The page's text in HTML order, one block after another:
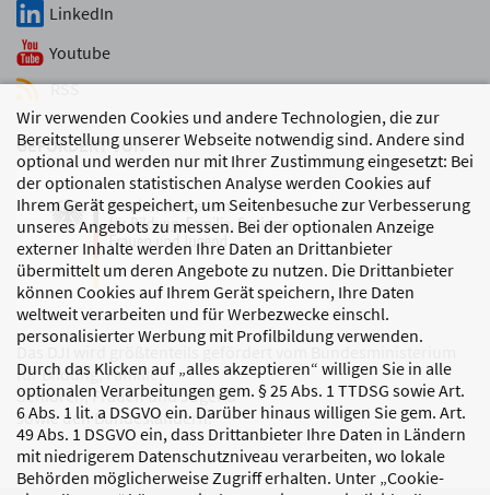
Wir verwenden Cookies und andere Technologien, die zur
Bereitstellung unserer Webseite notwendig sind. Andere sind
optional und werden nur mit Ihrer Zustimmung eingesetzt: Bei
der optionalen statistischen Analyse werden Cookies auf
Ihrem Gerät gespeichert, um Seitenbesuche zur Verbesserung
unseres Angebots zu messen. Bei der optionalen Anzeige
externer Inhalte werden Ihre Daten an Drittanbieter
übermittelt um deren Angebote zu nutzen. Die Drittanbieter
können Cookies auf Ihrem Gerät speichern, Ihre Daten
weltweit verarbeiten und für Werbezwecke einschl.
personalisierter Werbung mit Profilbildung verwenden.
Durch das Klicken auf „alles akzeptieren“ willigen Sie in alle
optionalen Verarbeitungen gem. § 25 Abs. 1 TTDSG sowie Art.
6 Abs. 1 lit. a DSGVO ein. Darüber hinaus willigen Sie gem. Art.
49 Abs. 1 DSGVO ein, dass Drittanbieter Ihre Daten in Ländern
mit niedrigerem Datenschutzniveau verarbeiten, wo lokale
Behörden möglicherweise Zugriff erhalten. Unter „Cookie-
LinkedIn
Youtube
RSS
GEFÖRDERT VON
Das DJI wird größtenteils gefördert vom Bundesministerium
für Bildung, Familie,
Senioren, Frauen und Jugend
sowie den Bundesländern.